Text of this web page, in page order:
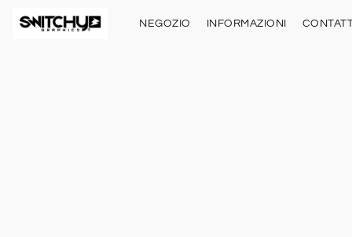
NEGOZIO INFORMAZIONI